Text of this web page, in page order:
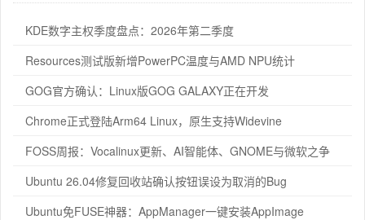
KDE数字主权季度盘点：2026年第二季度
Resources测试版新增PowerPC温度与AMD NPU统计
GOG官方确认：Linux版GOG GALAXY正在开发
Chrome正式登陆Arm64 Linux，原生支持Widevine
FOSS周报：Vocalinux更新、AI智能体、GNOME与微软之争
Ubuntu 26.04修复回收站确认按钮误设为取消的Bug
Ubuntu免FUSE神器：AppManager一键安装AppImage